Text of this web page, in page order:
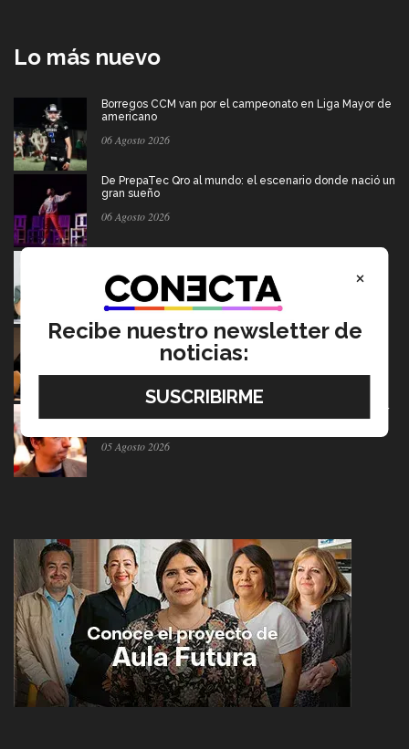
Lo más nuevo
Borregos CCM van por el campeonato en Liga Mayor de
americano
06 Agosto 2026
De PrepaTec Qro al mundo: el escenario donde nació un
gran sueño
06 Agosto 2026
05 Agosto 2026
En la ONU: mexicana y EXATEC representó en Nueva
York a la juventud
El escritor que dice que la derrota también merece ser
contada
05 Agosto 2026
×
Recibe nuestro newsletter de
noticias: